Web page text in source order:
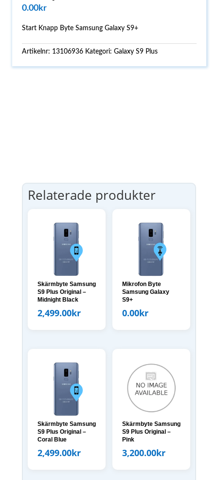
0.00kr
Start Knapp Byte Samsung Galaxy S9+
Artikelnr: 13106936 Kategori:Galaxy S9 Plus
Relaterade produkter
Skärmbyte Samsung
S9 Plus Original –
Midnight Black
2,499.00kr
Mikrofon Byte
Samsung Galaxy
S9+
0.00kr
Skärmbyte Samsung
S9 Plus Original –
Coral Blue
2,499.00kr
Skärmbyte Samsung
S9 Plus Original –
Pink
3,200.00kr